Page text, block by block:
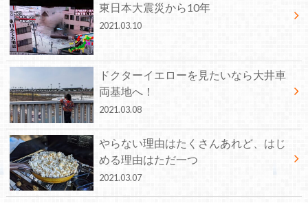
東日本大震災から10年
2021.03.10
ドクターイエローを見たいなら大井車
両基地へ！
2021.03.08
やらない理由はたくさんあれど、はじ
める理由はただ一つ
2021.03.07